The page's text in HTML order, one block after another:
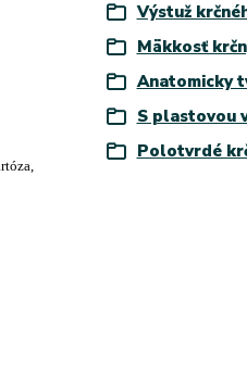
Výstuž
Mäkkosť
Anatomicky
S plastovou
Polotvrdé